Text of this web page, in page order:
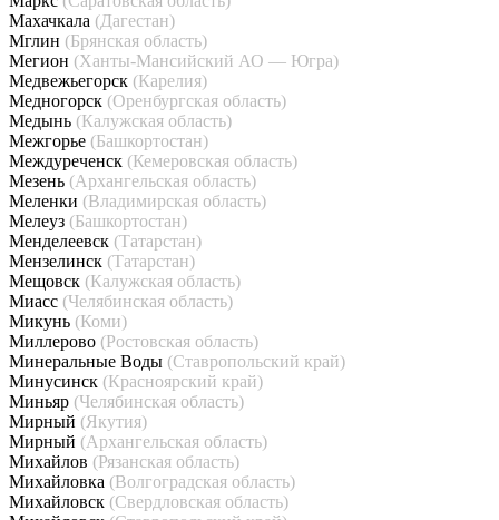
Махачкала (Дагестан)
Мглин (Брянская область)
Мегион (Ханты-Мансийский АО — Югра)
Медвежьегорск (Карелия)
Медногорск (Оренбургская область)
Медынь (Калужская область)
Межгорье (Башкортостан)
Междуреченск (Кемеровская область)
Мезень (Архангельская область)
Меленки (Владимирская область)
Мелеуз (Башкортостан)
Менделеевск (Татарстан)
Мензелинск (Татарстан)
Мещовск (Калужская область)
Миасс (Челябинская область)
Микунь (Коми)
Миллерово (Ростовская область)
Минеральные Воды (Ставропольский край)
Минусинск (Красноярский край)
Миньяр (Челябинская область)
Мирный (Якутия)
Мирный (Архангельская область)
Михайлов (Рязанская область)
Михайловка (Волгоградская область)
Михайловск (Свердловская область)